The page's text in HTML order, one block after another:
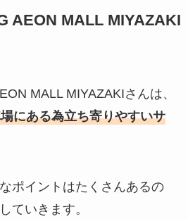
AEON MALL MIYAZAKI
MALL MIYAZAKIさんは、
にある為立ち寄りやすいサ
ポイントはたくさんあるの
ていきます。